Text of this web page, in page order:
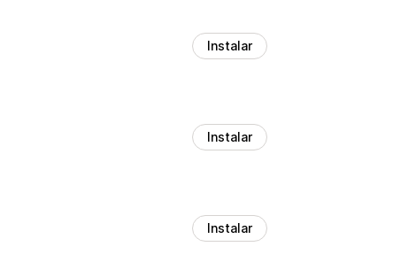
Instalar
Instalar
Instalar